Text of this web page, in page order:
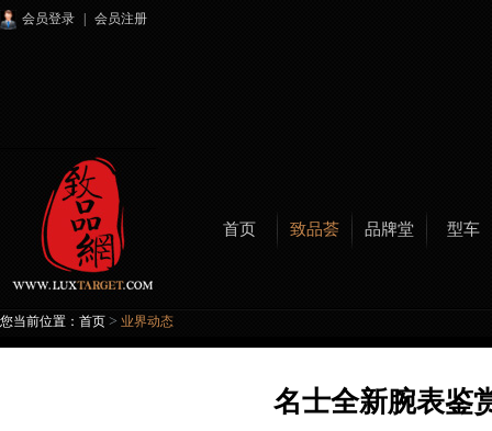
会员登录 会员注册
首页 致品荟 品牌堂 型车
您当前位置： 首页 > 业界动态
名士全新腕表鉴